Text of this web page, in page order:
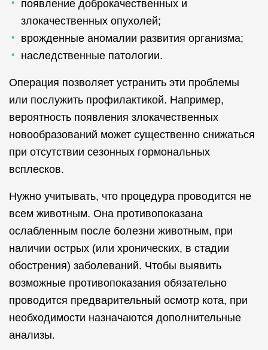
появление доброкачественных и
злокачественных опухолей;
врожденные аномалии развития организма;
наследственные патологии.
Операция позволяет устранить эти проблемы
или послужить профилактикой. Например,
вероятность появления злокачественных
новообразований может существенно снижаться
при отсутствии сезонных гормональных
всплесков.
Нужно учитывать, что процедура проводится не
всем животным. Она противопоказана
ослабленным после болезни животным, при
наличии острых (или хронических, в стадии
обострения) заболеваний. Чтобы выявить
возможные противопоказания обязательно
проводится предварительный осмотр кота, при
необходимости назначаются дополнительные
анализы.